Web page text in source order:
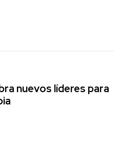
nuevos líderes para